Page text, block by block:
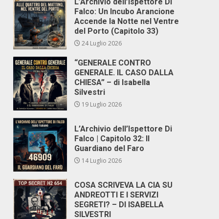
Falco: Un Incubo Arancione
Accende la Notte nel Ventre
del Porto (Capitolo 33)
24 Luglio 2026
“GENERALE CONTRO
GENERALE. IL CASO DALLA
CHIESA” – di Isabella
Silvestri
19 Luglio 2026
L’Archivio dell’Ispettore Di
Falco | Capitolo 32: Il
Guardiano del Faro
14 Luglio 2026
COSA SCRIVEVA LA CIA SU
ANDREOTTI E I SERVIZI
SEGRETI? – DI ISABELLA
SILVESTRI